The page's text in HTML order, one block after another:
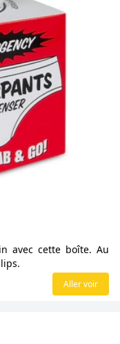
avec cette boîte. Au
Aller voir